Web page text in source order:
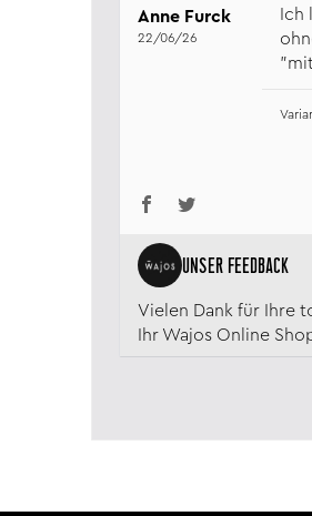
Anne Furck
22/06/26
Ich
Vielen Dank für Ihre
Ihr Wajos Online